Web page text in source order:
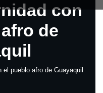
con
de
pueblo afro de Guayaquil